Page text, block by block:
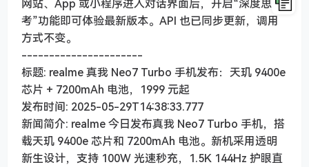
网站、App 或小程序进入对话界面后，开启“深度思
考”功能即可体验最新版本。API 也已同步更新，调用
方式不变。
----------------------
标题: realme 真我 Neo7 Turbo 手机发布：天玑 9400e
芯片 + 7200mAh 电池，1999 元起
发布时间: 2025-05-29T14:38:33.777
新闻简介: realme 今日发布真我 Neo7 Turbo 手机，搭
载天玑 9400e 芯片和 7200mAh 电池。新机采用透明
新生设计，支持 100W 光速秒充，1.5K 144Hz 护眼直